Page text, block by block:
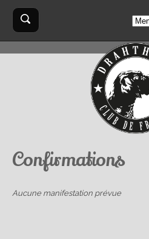
Formulaire
de
recherche
Rechercher
Confirmations
Aucune manifestation prévue